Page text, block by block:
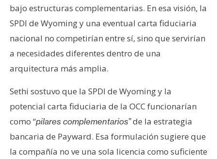
bajo estructuras complementarias. En esa visión, la
SPDI de Wyoming y una eventual carta fiduciaria
nacional no competirían entre sí, sino que servirían
a necesidades diferentes dentro de una
arquitectura más amplia.
Sethi sostuvo que la SPDI de Wyoming y la
potencial carta fiduciaria de la OCC funcionarían
como “pilares complementarios”de la estrategia
bancaria de Payward. Esa formulación sugiere que
la compañía no ve una sola licencia como suficiente